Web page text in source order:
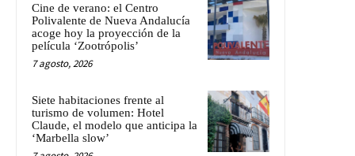
Cine de verano: el Centro
Polivalente de Nueva Andalucía
acoge hoy la proyección de la
película ‘Zootrópolis’
7 agosto, 2026
Siete habitaciones frente al
turismo de volumen: Hotel
Claude, el modelo que anticipa la
‘Marbella slow’